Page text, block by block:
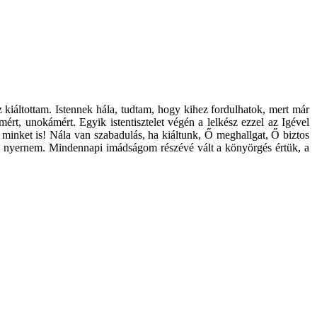
kiáltottam. Istennek hála, tudtam, hogy kihez fordulhatok, mert már
unokámért. Egyik istentisztelet végén a lelkész ezzel az Igével
is! Nála van szabadulás, ha kiáltunk, Ő meghallgat, Ő biztos
Mindennapi imádságom részévé vált a könyörgés értük, a